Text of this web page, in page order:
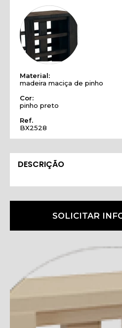
Material:
madeira maciça de pinho
Cor:
pinho preto
Ref.
BX2528
DESCRIÇÃO
SOLICITAR